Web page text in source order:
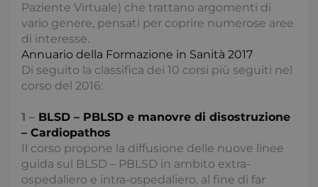
Paziente Virtuale) che trattano argomenti di
vario genere, pensati per coprire numerose aree
di interesse.
Annuario della Formazione in Sanità 2017
Di seguito la classifica dei 10 corsi più seguiti nel
corso del 2016:
1 – BLSD – PBLSD e manovre di disostruzione
– Cardiopathos
Il corso propone la diffusione delle nuove linee
guida sul BLSD – PBLSD in ambito extra-
ospedaliero e intra-ospedaliero, al fine di far